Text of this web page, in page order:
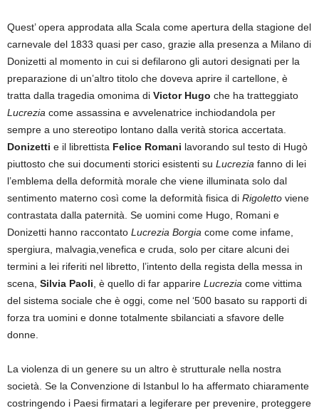
Quest’ opera approdata alla Scala come apertura della stagione del
carnevale del 1833 quasi per caso, grazie alla presenza a Milano di
Donizetti al momento in cui si defilarono gli autori designati per la
preparazione di un’altro titolo che doveva aprire il cartellone, è
tratta dalla tragedia omonima di Victor Hugo che ha tratteggiato
Lucrezia come assassina e avvelenatrice inchiodandola per
sempre a uno stereotipo lontano dalla verità storica accertata.
Donizetti e il librettista Felice Romani lavorando sul testo di Hugò
piuttosto che sui documenti storici esistenti su Lucrezia fanno di lei
l’emblema della deformità morale che viene illuminata solo dal
sentimento materno così come la deformità fisica di Rigoletto viene
contrastata dalla paternità. Se uomini come Hugo, Romani e
Donizetti hanno raccontato Lucrezia Borgia come come infame,
spergiura, malvagia,venefica e cruda, solo per citare alcuni dei
termini a lei riferiti nel libretto, l’intento della regista della messa in
scena, Silvia Paoli, è quello di far apparire Lucrezia come vittima
del sistema sociale che è oggi, come nel ‘500 basato su rapporti di
forza tra uomini e donne totalmente sbilanciati a sfavore delle
donne.
La violenza di un genere su un altro è strutturale nella nostra
società. Se la Convenzione di Istanbul lo ha affermato chiaramente
costringendo i Paesi firmatari a legiferare per prevenire, proteggere